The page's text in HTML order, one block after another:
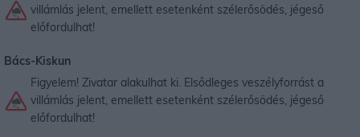
villámlás jelent, emellett esetenként szélerősödés, jégeső
előfordulhat!
Bács-Kiskun
Figyelem! Zivatar alakulhat ki. Elsődleges veszélyforrást a
villámlás jelent, emellett esetenként szélerősödés, jégeső
előfordulhat!